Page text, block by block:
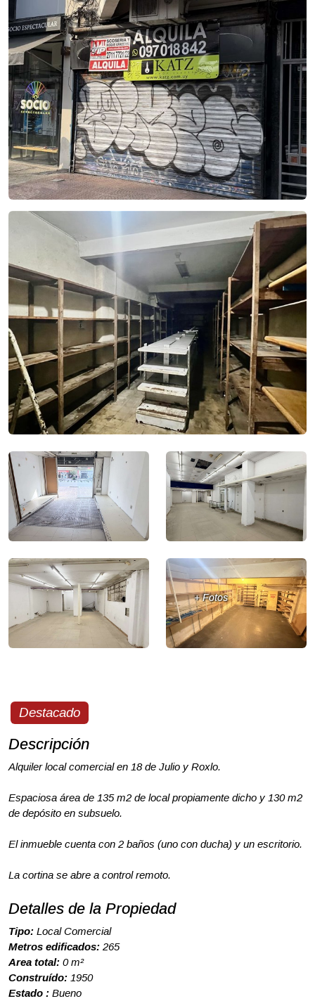
+ Fotos
Destacado
Descripción
Alquiler local comercial en 18 de Julio y Roxlo.
Espaciosa área de 135 m2 de local propiamente dicho y 130 m2
de depósito en subsuelo.
El inmueble cuenta con 2 baños (uno con ducha) y un escritorio.
La cortina se abre a control remoto.
Detalles de la Propiedad
Tipo: Local Comercial
Metros edificados: 265
Area total: 0 m²
Construído: 1950
Estado : Bueno